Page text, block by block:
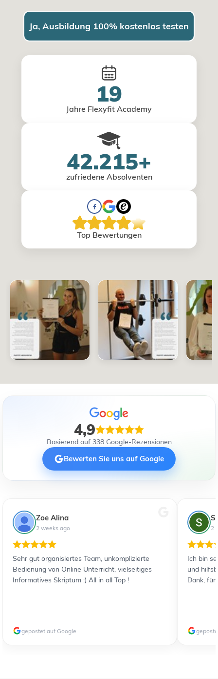
Ja, Ausbildung 100% kostenlos testen
19
Jahre Flexyfit Academy
42.215+
zufriedene Absolventen
Top Bewertungen
4,9
Basierend auf 338 Google-Rezensionen
Bewerten Sie uns auf Google
Zoe Alina
2 weeks ago
Sehr gut organisiertes Team, unkomplizierte
Bedienung von Online Unterricht, vielseitiges
Informatives Skriptum :) All in all Top !
gepostet auf Google
2
Ich bin
und
Dank, für